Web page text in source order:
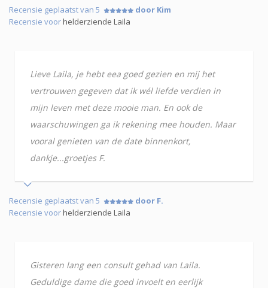
Recensie geplaatst van 5
door Kim
Recensie voorhelderziende Laila
Lieve Laila, je hebt eea goed gezien en mij het
vertrouwen gegeven dat ik wél liefde verdien in
mijn leven met deze mooie man. En ook de
waarschuwingen ga ik rekening mee houden. Maar
vooral genieten van de date binnenkort,
dankje...groetjes F.
Recensie geplaatst van 5
door F.
Recensie voorhelderziende Laila
Gisteren lang een consult gehad van Laila.
Geduldige dame die goed invoelt en eerlijk